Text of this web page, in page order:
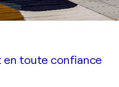
en toute confiance